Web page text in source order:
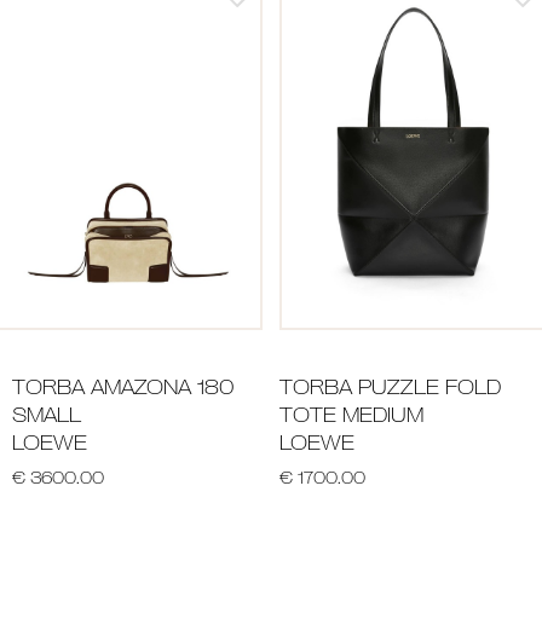
TORBA AMAZONA 180
SMALL
LOEWE
€ 3600.00
TORBA PUZZLE FOLD
TOTE MEDIUM
LOEWE
€ 1700.00